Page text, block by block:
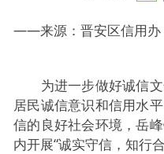
——来源：晋安区信用办
为进一步做好诚信文
居民诚信意识和信用水
信的良好社会环境，岳
内开展“诚实守信，知行